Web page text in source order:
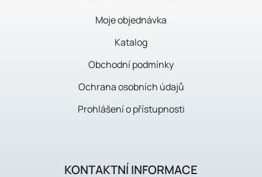
Moje objednávka
Katalog
Obchodní podmínky
Ochrana osobních údajů
Prohlášení o přístupnosti
KONTAKTNÍ INFORMACE